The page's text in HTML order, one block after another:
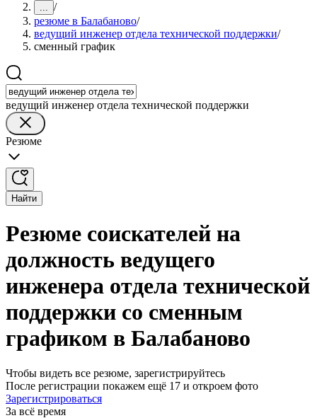
... /
резюме в Балабаново/
ведущий инженер отдела технической поддержки/
сменный график
ведущий инженер отдела технической поддержки
Резюме
Найти
Резюме соискателей на
должность ведущего
инженера отдела технической
поддержки со сменным
графиком в Балабаново
Чтобы видеть все резюме, зарегистрируйтесь
После регистрации покажем ещё 17 и откроем фото
Зарегистрироваться
За всё время